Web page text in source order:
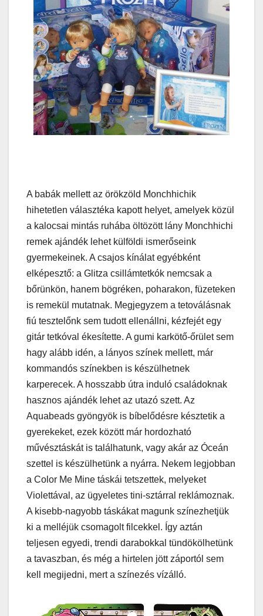
A babák mellett az örökzöld Monchhichik
hihetetlen választéka kapott helyet, amelyek közül
a kalocsai mintás ruhába öltözött lány Monchhichi
remek ajándék lehet külföldi ismerőseink
gyermekeinek. A csajos kínálat egyébként
elképesztő: a Glitza csillámtetkók nemcsak a
bőrünkön, hanem bögréken, poharakon, füzeteken
is remekül mutatnak. Megjegyzem a tetoválásnak
fiú tesztelőnk sem tudott ellenállni, kézfejét egy
gitár tetkóval ékesítette. A gumi karkötő-őrület sem
hagy alább idén, a lányos színek mellett, már
kommandós színekben is készülhetnek
karperecek. A hosszabb útra induló családoknak
hasznos ajándék lehet az utazó szett. Az
Aquabeads gyöngyök is bíbelődésre késztetik a
gyerekeket, ezek között már hordozható
művésztáskát is találhatunk, vagy akár az Óceán
szettel is készülhetünk a nyárra. Nekem legjobban
a Color Me Mine táskái tetszettek, melyeket
Violettával, az ügyeletes tini-sztárral reklámoznak.
A kisebb-nagyobb táskákat magunk színezhetjük
ki a melléjük csomagolt filcekkel. Így aztán
teljesen egyedi, trendi darabokkal tündökölhetünk
a tavaszban, és még a hirtelen jött záportól sem
kell megijedni, mert a színezés vízálló.